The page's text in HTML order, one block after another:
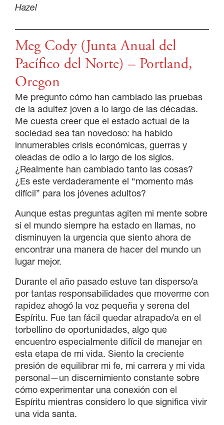
Hazel
Meg Cody (Junta Anual del
Pacífico del Norte) – Portland,
Oregon
Me pregunto cómo han cambiado las pruebas
de la adultez joven a lo largo de las décadas.
Me cuesta creer que el estado actual de la
sociedad sea tan novedoso: ha habido
innumerables crisis económicas, guerras y
oleadas de odio a lo largo de los siglos.
¿Realmente han cambiado tanto las cosas?
¿Es este verdaderamente el “momento más
difícil” para los jóvenes adultos?
Aunque estas preguntas agiten mi mente sobre
si el mundo siempre ha estado en llamas, no
disminuyen la urgencia que siento ahora de
encontrar una manera de hacer del mundo un
lugar mejor.
Durante el año pasado estuve tan disperso/a
por tantas responsabilidades que moverme con
rapidez ahogó la voz pequeña y serena del
Espíritu. Fue tan fácil quedar atrapado/a en el
torbellino de oportunidades, algo que
encuentro especialmente difícil de manejar en
esta etapa de mi vida. Siento la creciente
presión de equilibrar mi fe, mi carrera y mi vida
personal—un discernimiento constante sobre
cómo experimentar una conexión con el
Espíritu mientras considero lo que significa vivir
una vida santa.